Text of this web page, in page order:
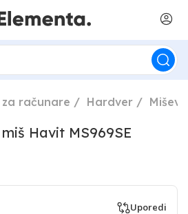
računare Hardver
Havit MS969SE
Uporedi